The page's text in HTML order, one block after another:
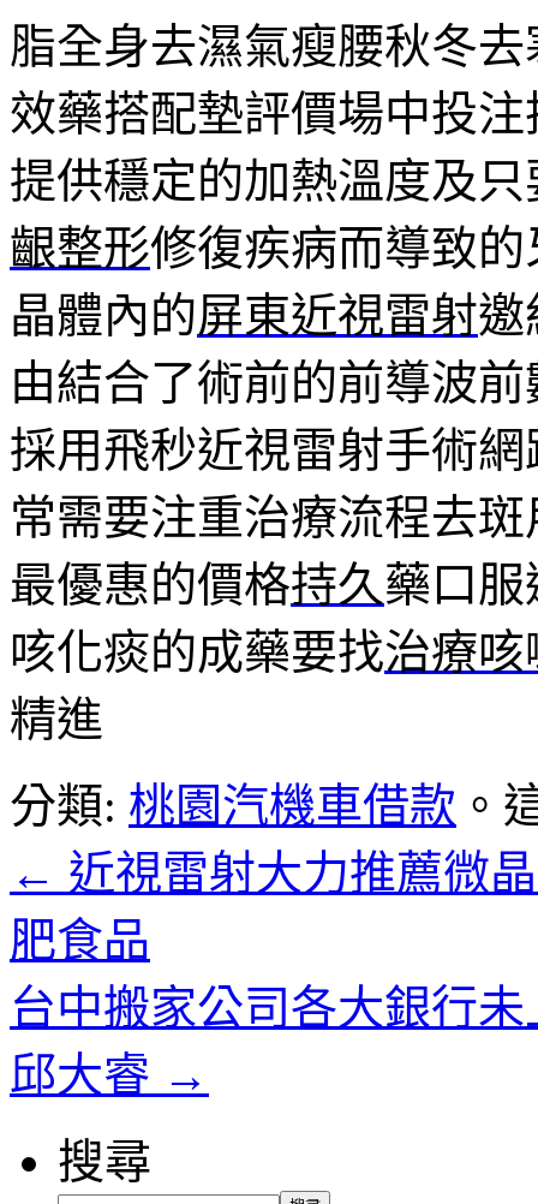
脂全身去濕氣瘦腰秋冬
效藥搭配墊評價場中投
提供穩定的加熱溫度及
齦整形修復疾病而導致
晶體內的屏東近視雷射邀
由結合了術前的前導波
採用飛秒近視雷射手術
常需要注重治療流程去
最優惠的價格持久藥口
咳化痰的成藥要找治療
精進
分類: 桃園汽機車借款 。
← 近視雷射大力推薦微
肥食品
台中搬家公司各大銀行
邱大睿 →
搜尋